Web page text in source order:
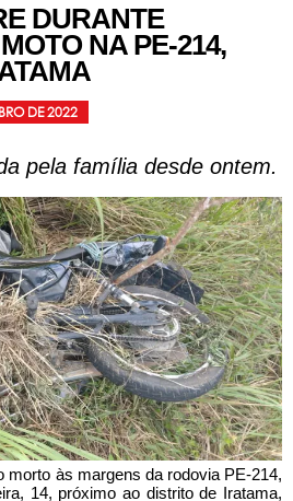
DURANTE
NA PE-214,
DE 2022
pela família desde ontem.
morto às margens da rodovia PE-214,
14, próximo ao distrito de Iratama,